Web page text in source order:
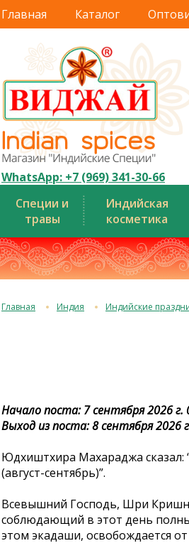
Главная Каталог
WhatsApp: +7 (969) 341-30-66
Специи и
травы
Индийская
косметика
Главная Индия Индийские
Начало поста: 7 сентября 2026 г.
Выход из поста: 8 сентября 2026
Юдхиштхира Махараджа сказал:
(август-сентябрь)”.
Всевышний Господь, Шри
соблюдающий в этот день
этом экадаши, освобождается